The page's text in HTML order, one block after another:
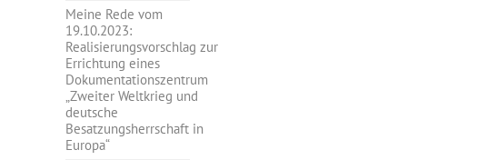
Meine Rede vom
19.10.2023:
Realisierungsvorschlag zur
Errichtung eines
Dokumentationszentrum
„Zweiter Weltkrieg und
deutsche
Besatzungsherrschaft in
Europa“